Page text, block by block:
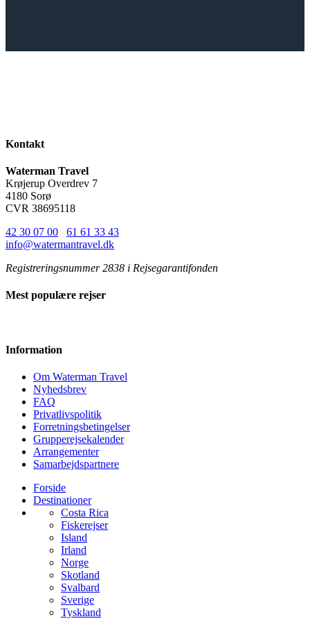
Kontakt
Waterman Travel
Krøjerup Overdrev 7
4180 Sorø
CVR 38695118
42 30 07 00
61 61 33 43
info@watermantravel.dk
Registreringsnummer 2838 i Rejsegarantifonden
Mest populære rejser
Information
Om Waterman Travel
Nyhedsbrev
FAQ
Privatlivspolitik
Forretningsbetingelser
Grupperejsekalender
Arrangementer
Samarbejdspartnere
Forside
Destinationer
Costa Rica
Fiskerejser
Island
Irland
Norge
Skotland
Svalbard
Sverige
Tyskland